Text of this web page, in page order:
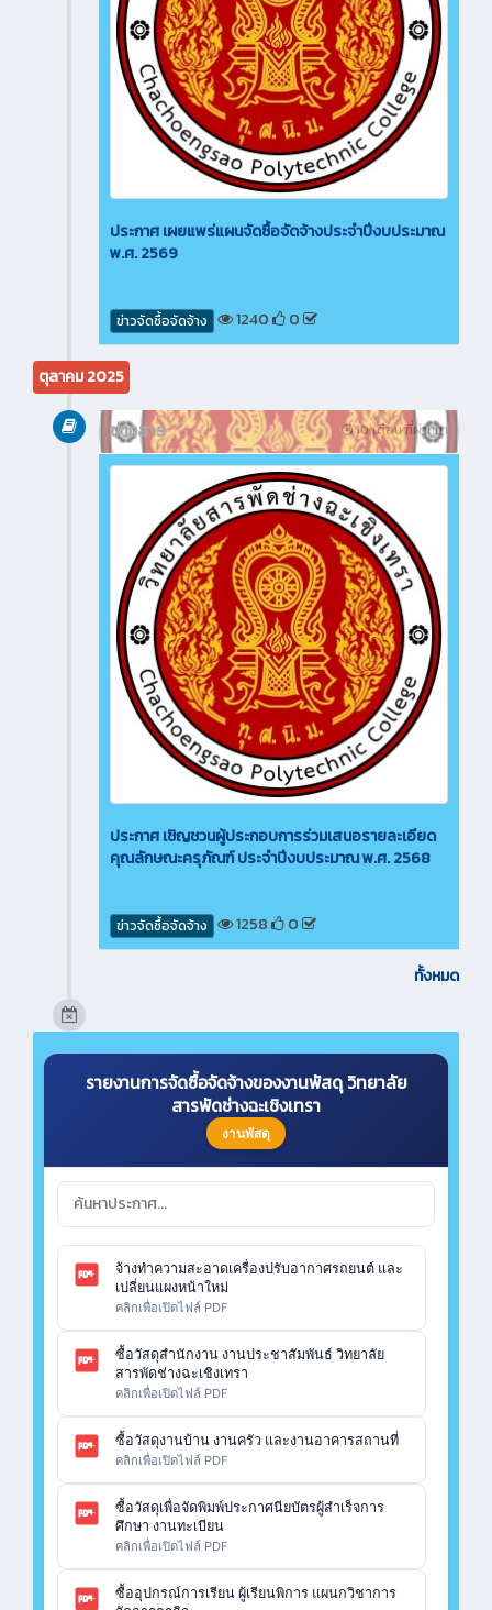
ประกาศ เผยแพร่แผนจัดซื้อจัดจ้างประจำปีงบประมาณ
พ.ศ. 2569
ข่าวจัดซื้อจัดจ้าง 1240 0
ตุลาคม 2025
10 เดือน ที่ผ่านมา
ข่าวสาร
ประกาศ เชิญชวนผู้ประกอบการร่วมเสนอรายละเอียด
คุณลักษณะครุภัณฑ์ ประจำปีงบประมาณ พ.ศ. 2568
ข่าวจัดซื้อจัดจ้าง 1258 0
ทั้งหมด
รายงานการจัดซื้อจัดจ้างของงานพัสดุ วิทยาลัย
สารพัดช่างฉะเชิงเทรา
งานพัสดุ
จ้างทำความสะอาดเครื่องปรับอากาศรถยนต์ และ
เปลี่ยนแผงหน้าใหม่
คลิกเพื่อเปิดไฟล์ PDF
ซื้อวัสดุสำนักงาน งานประชาสัมพันธ์ วิทยาลัย
สารพัดช่างฉะเชิงเทรา
คลิกเพื่อเปิดไฟล์ PDF
ซื้อวัสดุงานบ้าน งานครัว และงานอาคารสถานที่
คลิกเพื่อเปิดไฟล์ PDF
ซื้อวัสดุเพื่อจัดพิมพ์ประกาศนียบัตรผู้สำเร็จการ
ศึกษา งานทะเบียน
คลิกเพื่อเปิดไฟล์ PDF
ซื้ออุปกรณ์การเรียน ผู้เรียนพิการ แผนกวิชาการ